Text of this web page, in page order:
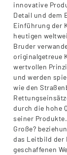
innovative
Detail und dem
Einführung der
heutigen
Bruder
originalgetreue
wertvollen
und werden
wie den
durch die hohe
seiner
Große?
das Leitbild der
geschaffenen